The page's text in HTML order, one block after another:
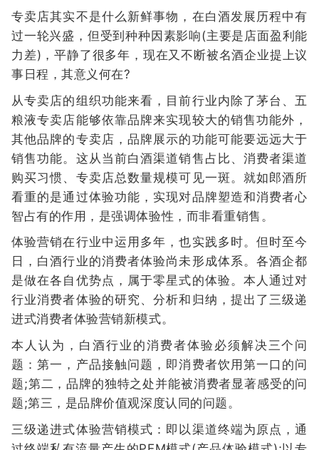
专卖店其实不是什么新鲜事物，在白酒发展历程中有
过一轮兴盛，但受到种种因素影响(主要是店面盈利能
力差)，平静了很多年，现在又不断被名酒企业提上议
事日程，其意义何在?
从专卖店的组织功能来看，目前行业内除了茅台、五
粮液专卖店能够依靠品牌来实现较大的销售功能外，
其他品牌的专卖店，品牌展示的功能可能要远远大于
销售功能。这从当前白酒渠道销售占比、消费者渠道
购买习惯、专卖店总数量规模可见一斑。就如郎酒所
看重的是通过体验功能，实现对品牌塑造和消费者心
智占有的作用，是强调体验性，而非看重销售。
体验营销在行业中运用多年，也实践多时。但时至今
日，白酒行业的消费者体验尚未形成体系。各酒企都
是做在各自优势点，属于零星式的体验。本人通过对
行业消费者体验的研究、分析和归纳，提出了三级递
进式消费者体验营销新模式。
本人认为，白酒行业的消费者体验必须解决三个问
题：第一，产品接触问题，即消费者饮用第一口的问
题;第二，品牌的独特之处并能被消费者显著感受的问
题;第三，是品牌价值观深度认同的问题。
三级递进式体验营销模式：即以渠道终端为原点，通